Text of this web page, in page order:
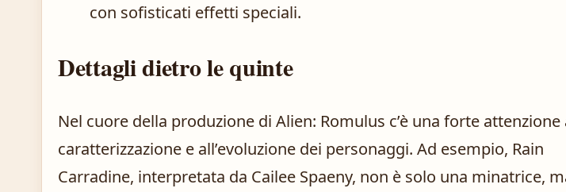
con sofisticati effetti speciali.
Dettagli dietro le quinte
Nel cuore della produzione di Alien: Romulus c’è una forte attenzione
caratterizzazione e all’evoluzione dei personaggi. Ad esempio, Rain
Carradine, interpretata da Cailee Spaeny, non è solo una minatrice,